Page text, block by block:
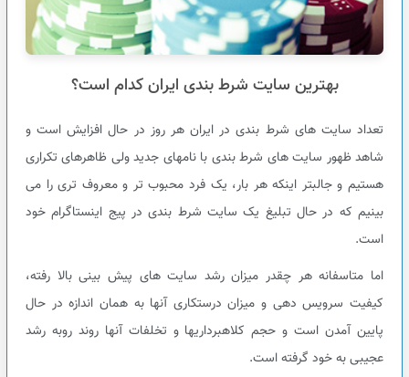
بهترین سایت شرط بندی ایران کدام است؟
تعداد سایت های شرط بندی در ایران هر روز در حال افزایش است و
شاهد ظهور سایت های شرط بندی با نامهای جدید ولی ظاهرهای تکراری
هستیم و جالبتر اینکه هر بار، یک فرد محبوب تر و معروف تری را می
بینیم که در حال تبلیغ یک سایت شرط بندی در پیج اینستاگرام خود
است.
اما متاسفانه هر چقدر میزان رشد سایت های پیش بینی بالا رفته،
کیفیت سرویس دهی و میزان درستکاری آنها به همان اندازه در حال
پایین آمدن است و حجم کلاهبرداریها و تخلفات آنها روند روبه رشد
عجیبی به خود گرفته است.